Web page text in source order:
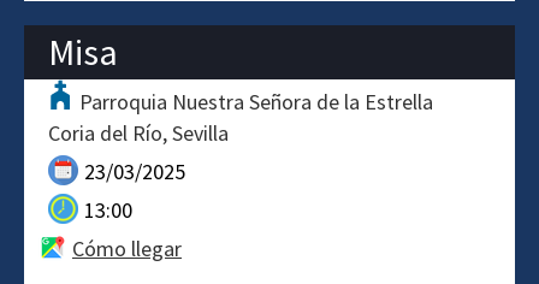
Misa
Parroquia Nuestra Señora de la Estrella
Coria del Río Sevilla
23/03/2025
13:00
Cómo llegar